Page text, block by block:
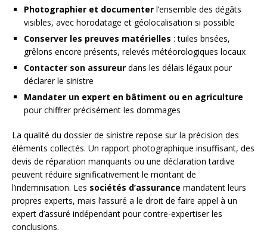
Photographier et documenter l’ensemble des dégâts
visibles, avec horodatage et géolocalisation si possible
Conserver les preuves matérielles : tuiles brisées,
grêlons encore présents, relevés météorologiques locaux
Contacter son assureur dans les délais légaux pour
déclarer le sinistre
Mandater un expert en bâtiment ou en agriculture
pour chiffrer précisément les dommages
La qualité du dossier de sinistre repose sur la précision des
éléments collectés. Un rapport photographique insuffisant, des
devis de réparation manquants ou une déclaration tardive
peuvent réduire significativement le montant de
l’indemnisation. Les sociétés d’assurance mandatent leurs
propres experts, mais l’assuré a le droit de faire appel à un
expert d’assuré indépendant pour contre-expertiser les
conclusions.